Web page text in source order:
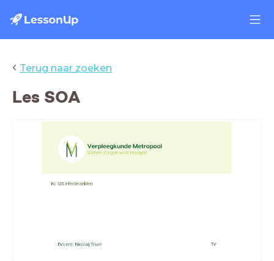
‹ Terug naar zoeken
Les SOA
Kc 1.05 Infectieziekten